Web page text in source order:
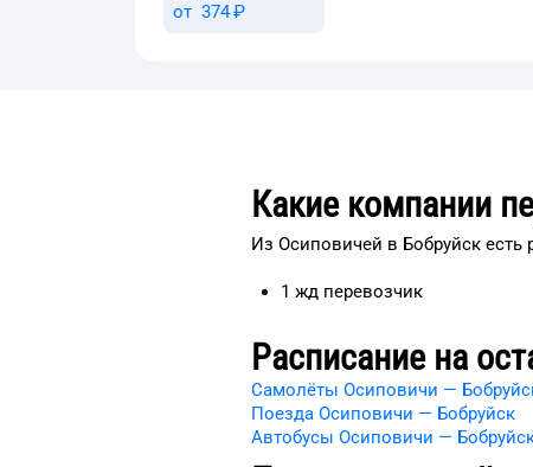
от 374 ⁠₽
Какие компании
Из Осиповичей в Бобруйск есть
1 жд перевозчик
Расписание на
Самолёты Осиповичи —
Поезда Осиповичи — Бобруйск
Автобусы Осиповичи —